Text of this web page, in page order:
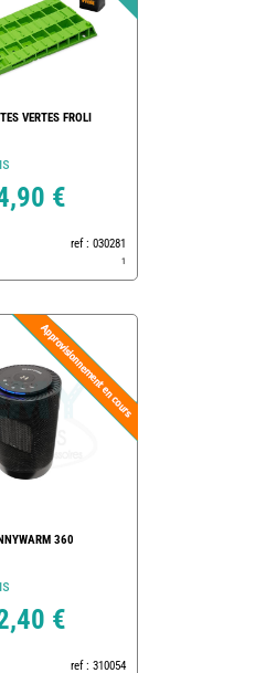
VERTES FROLI
€
ref : 030281
1
360
€
ref : 310054